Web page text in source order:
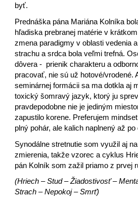
byť.
Prednáška pána Mariána Kolníka
hľadiska prebranej matérie v
zmena paradigmy v oblasti vedenia
strachu a srdca bola veľmi trefná.
dôvera - prienik charakteru a
pracovať, nie sú už hotové/vrodené.
seminárnej formácii sa ma dotkla aj
toxický šomravý jazyk, ktorý ju
pravdepodobne nie je jediným
zapustilo korene. Preferujem
plný pohár, ale kalich naplnený až po
Synodálne stretnutie som využil aj
zmierenia, takže vzorec a cyklus
pán Kolník som zažil priamo z prvej
(Hriech – Stud – Žiadostivosť –
Strach – Nepokoj – Smrť)